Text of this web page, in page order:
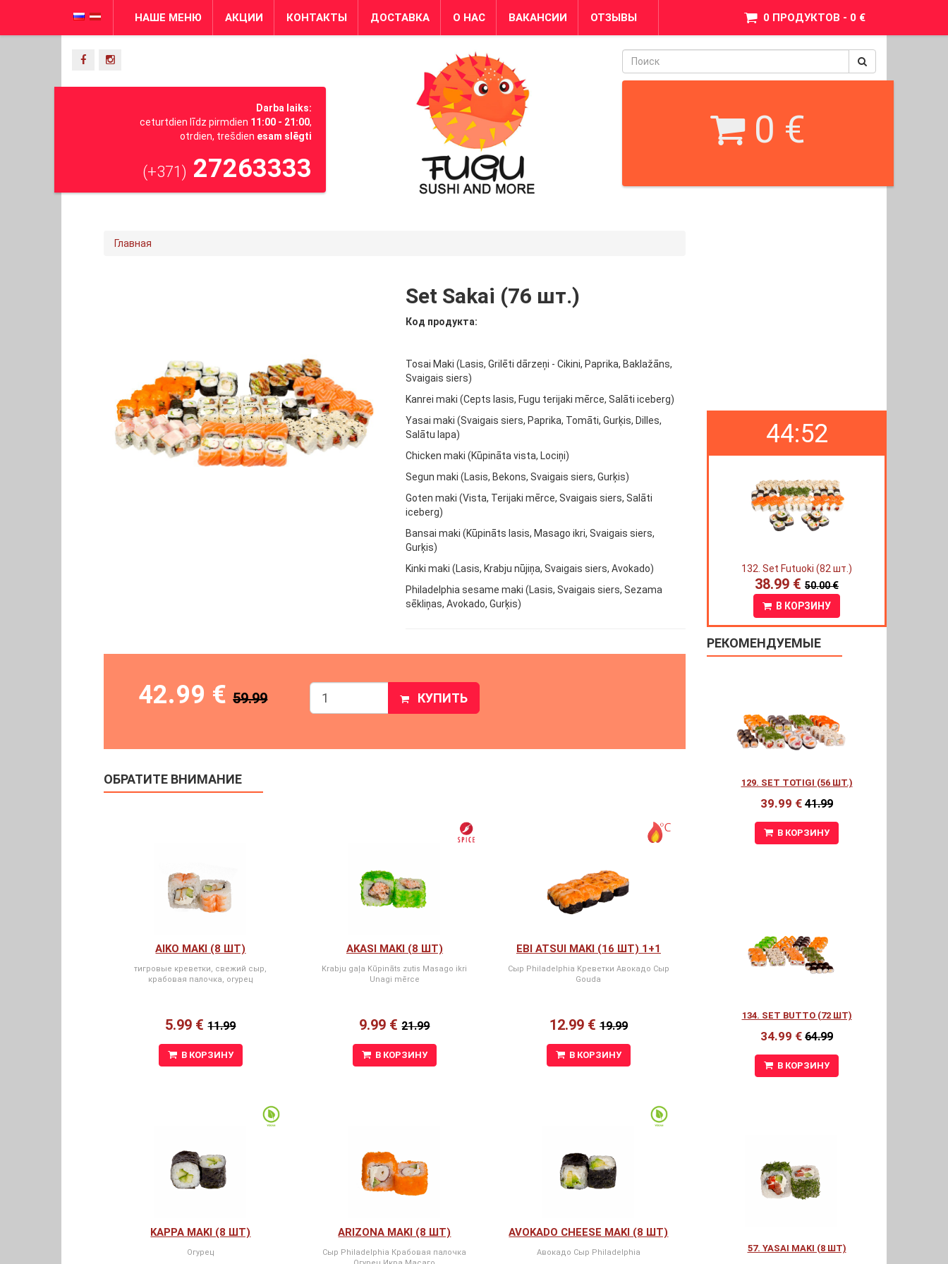
0 ПРОДУКТОВ - 0 €
НАШЕ МЕНЮ АКЦИИ КОНТАКТЫ ДОСТАВКА О НАС ВАКАНСИИ ОТЗЫВЫ
Darba laiks:
ceturtdien līdz pirmdien 11:00 - 21:00,
otrdien, trešdien esam slēgti
(+371) 27263333
0 €
44:52
132. Set Futuoki (82 шт.)
38.99 € 50.00 €
В КОРЗИНУ
РЕКОМЕНДУЕМЫЕ
129. SET TOTIGI (56 ШТ.)
39.99 € 41.99
В КОРЗИНУ
134. SET BUTTO (72 ШТ)
34.99 € 64.99
В КОРЗИНУ
57. YASAI MAKI (8 ШТ)
Главная
Set Sakai (76 шт.)
Код продукта:
Tosai Maki (Lasis, Grilēti dārzeņi - Cikini, Paprika, Baklažāns,
Svaigais siers)
Kanrei maki (Cepts lasis, Fugu terijaki mērce, Salāti iceberg)
Yasai maki (Svaigais siers, Paprika, Tomāti, Gurķis, Dilles,
Salātu lapa)
Chicken maki (Kūpināta vista, Lociņi)
Segun maki (Lasis, Bekons, Svaigais siers, Gurķis)
Goten maki (Vista, Terijaki mērce, Svaigais siers, Salāti
iceberg)
Bansai maki (Kūpināts lasis, Masago ikri, Svaigais siers,
Gurķis)
Kinki maki (Lasis, Krabju nūjiņa, Svaigais siers, Avokado)
Philadelphia sesame maki (Lasis, Svaigais siers, Sezama
sēkliņas, Avokado, Gurķis)
42.99 €59.99 КУПИТЬ
ОБРАТИТЕ ВНИМАНИЕ
AIKO MAKI (8 ШТ)
тигровые креветки, свежий сыр,
крабовая палочка, огурец
5.99 €11.99
В КОРЗИНУ
AKASI MAKI (8 ШТ)
Krabju gaļa Kūpināts zutis Masago ikri
Unagi mērce
9.99 €21.99
В КОРЗИНУ
EBI ATSUI MAKI (16 ШТ) 1+1
Сыр Philadelphia Kреветки Авокадо Сыр
Gouda
12.99 € 19.99
В КОРЗИНУ
KAPPA MAKI (8 ШТ)
Огурец
ARIZONA MAKI (8 ШТ)
Сыр Philadelphia Крабовая палочка
AVOKADO CHEESE MAKI (8 ШТ)
Авокадо Сыр Philadelphia